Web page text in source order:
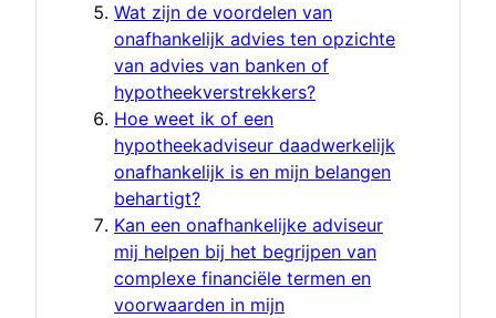
Wat zijn de voordelen van
onafhankelijk advies ten opzichte
van advies van banken of
hypotheekverstrekkers?
Hoe weet ik of een
hypotheekadviseur daadwerkelijk
onafhankelijk is en mijn belangen
behartigt?
Kan een onafhankelijke adviseur
mij helpen bij het begrijpen van
complexe financiële termen en
voorwaarden in mijn